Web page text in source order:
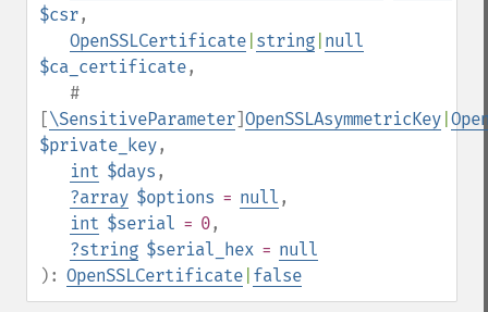
$csr,
OpenSSLCertificate string null
$ca_certificate,
#
[\SensitiveParameter]OpenSSLAsymmetricKey
$private_key,
int $days ,
?array $options = null ,
int $serial = 0,
?string $serial_hex = null
): OpenSSLCertificate false